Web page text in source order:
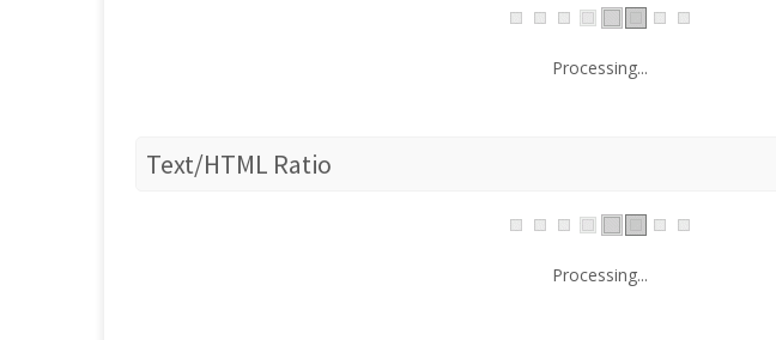
Processing...
Text/HTML Ratio
Processing...